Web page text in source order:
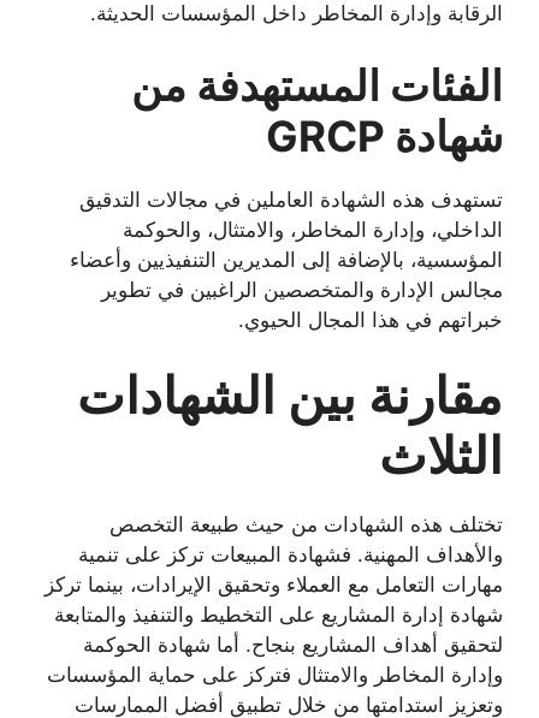
الرقابة وإدارة المخاطر داخل المؤسسات الحديثة.
الفئات المستهدفة من
شهادة GRCP
تستهدف هذه الشهادة العاملين في مجالات التدقيق
الداخلي، وإدارة المخاطر، والامتثال، والحوكمة
المؤسسية، بالإضافة إلى المديرين التنفيذيين وأعضاء
مجالس الإدارة والمتخصصين الراغبين في تطوير
خبراتهم في هذا المجال الحيوي.
مقارنة بين الشهادات
الثلاث
تختلف هذه الشهادات من حيث طبيعة التخصص
والأهداف المهنية. فشهادة المبيعات تركز على تنمية
مهارات التعامل مع العملاء وتحقيق الإيرادات، بينما تركز
شهادة إدارة المشاريع على التخطيط والتنفيذ والمتابعة
لتحقيق أهداف المشاريع بنجاح. أما شهادة الحوكمة
وإدارة المخاطر والامتثال فتركز على حماية المؤسسات
وتعزيز استدامتها من خلال تطبيق أفضل الممارسات